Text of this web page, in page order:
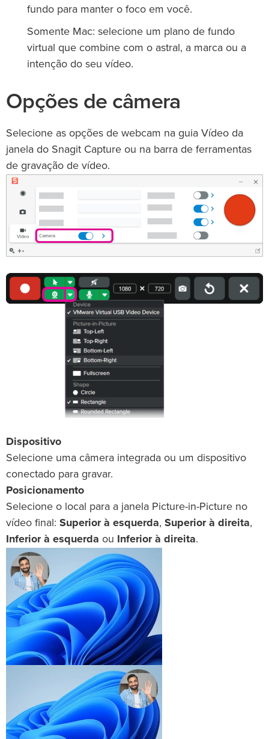
fundo para manter o foco em você.
Somente Mac: selecione um plano de fundo
virtual que combine com o astral, a marca ou a
intenção do seu vídeo.
Opções de câmera
Selecione as opções de webcam na guia Vídeo da
janela do Snagit Capture ou na barra de ferramentas
de gravação de vídeo.
Dispositivo
Selecione uma câmera integrada ou um dispositivo
conectado para gravar.
Posicionamento
Selecione o local para a janela Picture-in-Picture no
vídeo final: Superior à esquerda, Superior à direita,
Inferior à esquerda ou Inferior à direita.